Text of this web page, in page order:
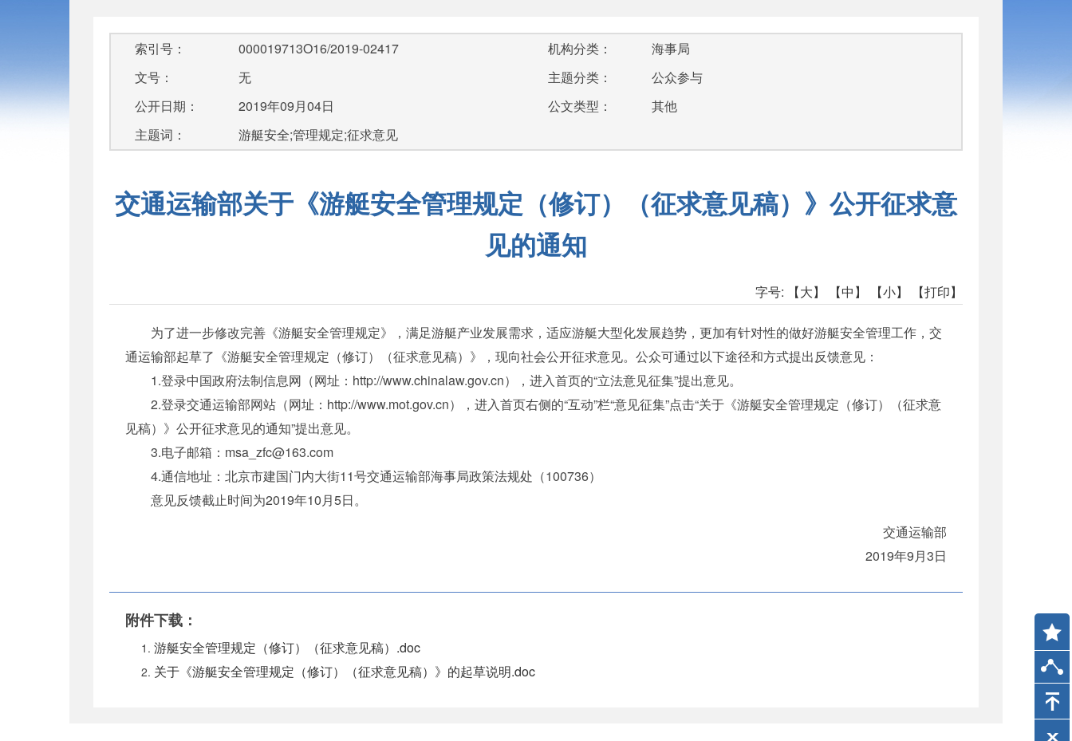
索引号：
000019713O16/2019-02417
文号：
无
公开日期：
2019年09月04日
主题词：
游艇安全;管理规定;征求意见
机构分类：
海事局
主题分类：
公众参与
公文类型：
其他
交通运输部关于《游艇安全管理规定（修订）（征求意见稿）》公开征求意
见的通知
字号: 【大】 【中】 【小】 【打印】
为了进一步修改完善《游艇安全管理规定》，满足游艇产业发展需求，适应游艇大型化发展趋势，更加有针对性的做好游艇安全管理工作，交
通运输部起草了《游艇安全管理规定（修订）（征求意见稿）》，现向社会公开征求意见。公众可通过以下途径和方式提出反馈意见：
1.登录中国政府法制信息网（网址：http://www.chinalaw.gov.cn），进入首页的“立法意见征集”提出意见。
2.登录交通运输部网站（网址：http://www.mot.gov.cn），进入首页右侧的“互动”栏“意见征集”点击“关于《游艇安全管理规定（修订）（征求意
见稿）》公开征求意见的通知”提出意见。
3.电子邮箱：msa_zfc@163.com
4.通信地址：北京市建国门内大街11号交通运输部海事局政策法规处（100736）
意见反馈截止时间为2019年10月5日。
交通运输部
2019年9月3日
附件下载：
游艇安全管理规定（修订）（征求意见稿）.doc
关于《游艇安全管理规定（修订）（征求意见稿）》的起草说明.doc